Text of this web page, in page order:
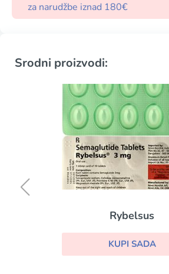
za narudžbe iznad 180€
Srodni proizvodi:
Rybelsus
KUPI SADA